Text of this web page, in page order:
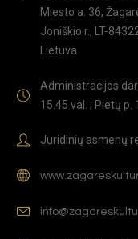
Miesto a. 36,
Joniškio r., LT-
Lietuva
Administracijos
15.45 val. ; Pietų p.
Juridinių asmenų